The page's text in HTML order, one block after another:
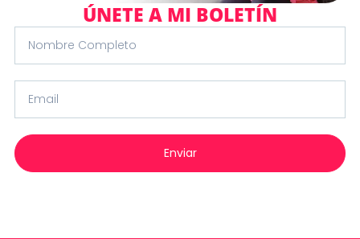
ÚNETE A MI BOLETÍN
completo
Enviar